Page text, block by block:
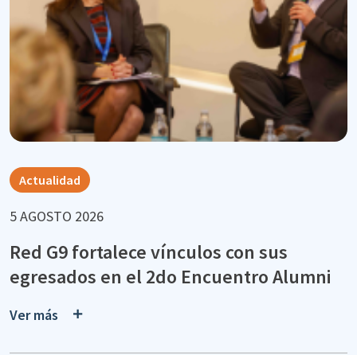
Actualidad
5 AGOSTO 2026
Red G9 fortalece vínculos con sus
egresados en el 2do Encuentro Alumni
Ver más